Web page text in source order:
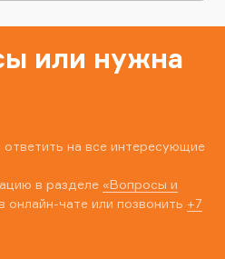
или нужна
на все интересующие
в разделе «Вопросы и
онлайн-чате или позвонить +7